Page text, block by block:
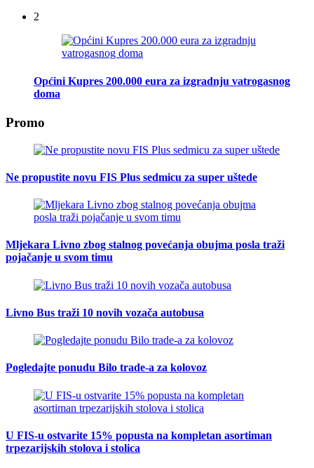
2
Općini Kupres 200.000 eura za izgradnju vatrogasnog
doma
Promo
Ne propustite novu FIS Plus sedmicu za super uštede
Mljekara Livno zbog stalnog povećanja obujma posla traži
pojačanje u svom timu
Livno Bus traži 10 novih vozača autobusa
Pogledajte ponudu Bilo trade-a za kolovoz
U FIS-u ostvarite 15% popusta na kompletan asortiman
trpezarijskih stolova i stolica